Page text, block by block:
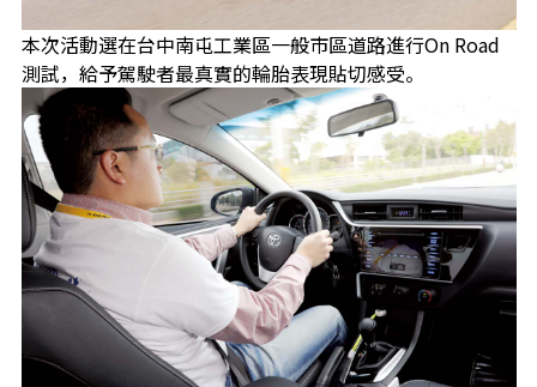
本次活動選在台中南屯工業區一般市區道路進行On Road
測試，給予駕駛者最真實的輪胎表現貼切感受。